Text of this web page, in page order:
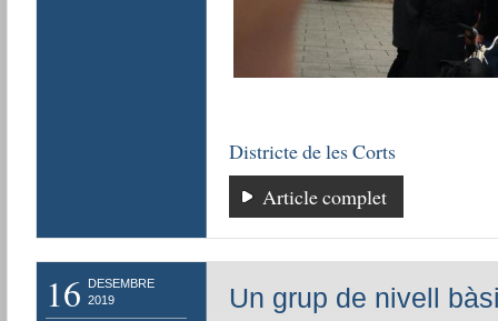
Districte de les Corts
Article complet
16
DESEMBRE
2019
Un grup de nivell